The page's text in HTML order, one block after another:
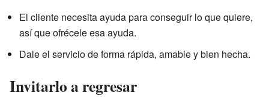
El cliente necesita ayuda para conseguir lo que quiere,
así que ofrécele esa ayuda.
Dale el servicio de forma rápida, amable y bien hecha.
Invitarlo a regresar